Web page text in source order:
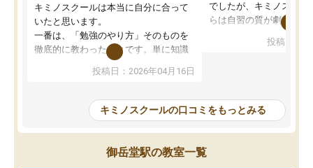
キミノスクールは本当に自分に合って
いたと思います。
一番は、「勉強のやり方」そのものを
徹底的に教わったことです。単に知識
を詰め込むのではなく、自学自習の習
慣が身につくよう並走してくれるの
はなくなりました。
講師の方との距離も近く、親身なコー
チングのおかげで、停滞期もモチベー
ションを維持できました。「やらされ
投稿日：2026年04月16日
でしたが、キミノスクー
らは自習の質が劇的に変
を明確にしてくれるの
の仕方をコーチングして
ルなので、家での学習習
身につきました。結果と
投稿日：
キミノスクールの口コミをもっとみる
御岳堂駅の教室一覧